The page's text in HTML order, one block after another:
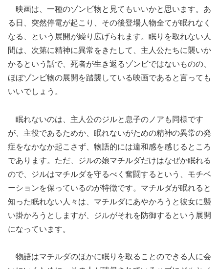
映画は、一種のゾンビ物と見てもいいかと思います。あ
る日、突然停電が起こり、その後登場人物全てが眠れなく
なる、という展開が繰り広げられます。眠りを取れない人
間は、次第に精神に異常をきたして、主人公たちに襲いか
かるという話で、死者が生き返るゾンビではないものの、
ほぼゾンビ物の展開を踏襲している映画であると言っても
いいでしょう。
眠れないのは、主人公のジルと息子のノアも同様です
が、主役であるためか、眠れないがための精神の異常の発
症をなかなか起こさず、物語的には違和感を感じるところ
であります。ただ、ジルの娘マチルダだけはなぜか眠れる
ので、ジルはマチルダを守るべく奮闘するという、モチベ
ーションを保っているのが特徴です。マチルダが眠れると
知った眠れない人々は、マチルダにあやかろうと彼女に襲
い掛かろうとしますが、ジルがそれを防御するという展開
になっています。
物語はマチルダのほかに眠りを取ることのできる人に会